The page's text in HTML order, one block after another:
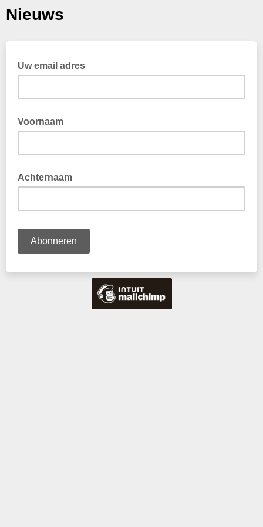
Nieuws
Uw email adres
Voornaam
Achternaam